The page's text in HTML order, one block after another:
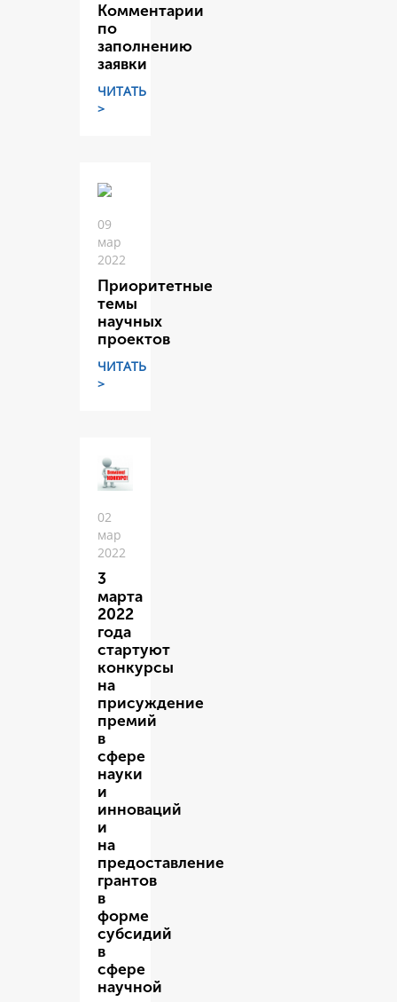
Комментарии
по
заполнению
заявки
ЧИТАТЬ
>
09
мар
2022
Приоритетные
темы
научных
проектов
ЧИТАТЬ
>
02
мар
2022
3
марта
2022
года
стартуют
конкурсы
на
присуждение
премий
в
сфере
науки
и
инноваций
и
на
предоставление
грантов
в
форме
субсидий
в
сфере
научной